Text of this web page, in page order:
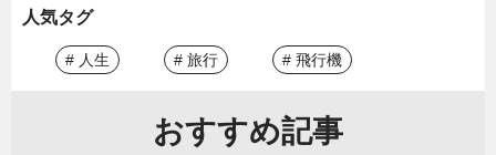
人気タグ
# 人生 # 旅行 # 飛行機
おすすめ記事